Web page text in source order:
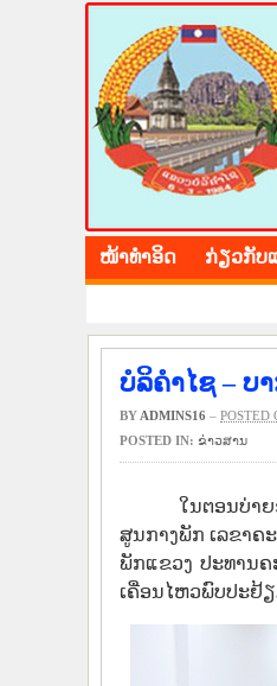
ໜ້າ​ທຳ​ອິດ ກ່ຽວ​ກັບ​
ບໍລິຄຳໄຊ – ບ
BY ADMINS16 – POSTED
POSTED IN: ​ຂ່າວ​ສານ
ໃນຕອນບ່າ
ສູນກາງພັກ ເລຂາຄ
ພັກແຂວງ ປະທານ
ເຄື່ອນໄຫວພົບປະຢ້